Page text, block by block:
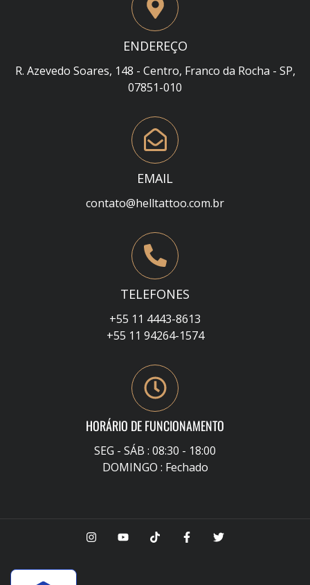
ENDEREÇO
R. Azevedo Soares, 148 - Centro, Franco da Rocha - SP,
07851-010
EMAIL
contato@helltattoo.com.br
TELEFONES
+55 11 4443-8613
+55 11 94264-1574
HORÁRIO DE FUNCIONAMENTO
SEG - SÁB : 08:30 - 18:00
DOMINGO : Fechado